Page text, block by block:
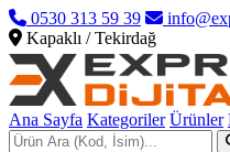
0530 313 59 39
Kapaklı / Tekirdağ
Ana Sayfa Kategoriler Ürünler